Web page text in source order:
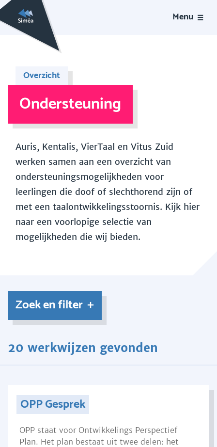
Menu
Overzicht
Ondersteuning
Auris, Kentalis, VierTaal en Vitus Zuid
werken samen aan een overzicht van
ondersteuningsmogelijkheden voor
leerlingen die doof of slechthorend zijn of
met een taalontwikkelingsstoornis. Kijk hier
naar een voorlopige selectie van
mogelijkheden die wij bieden.
Zoek en filter
20 werkwijzen gevonden
OPP Gesprek
OPP staat voor Ontwikkelings Perspectief
Plan. Het plan bestaat uit twee delen: het